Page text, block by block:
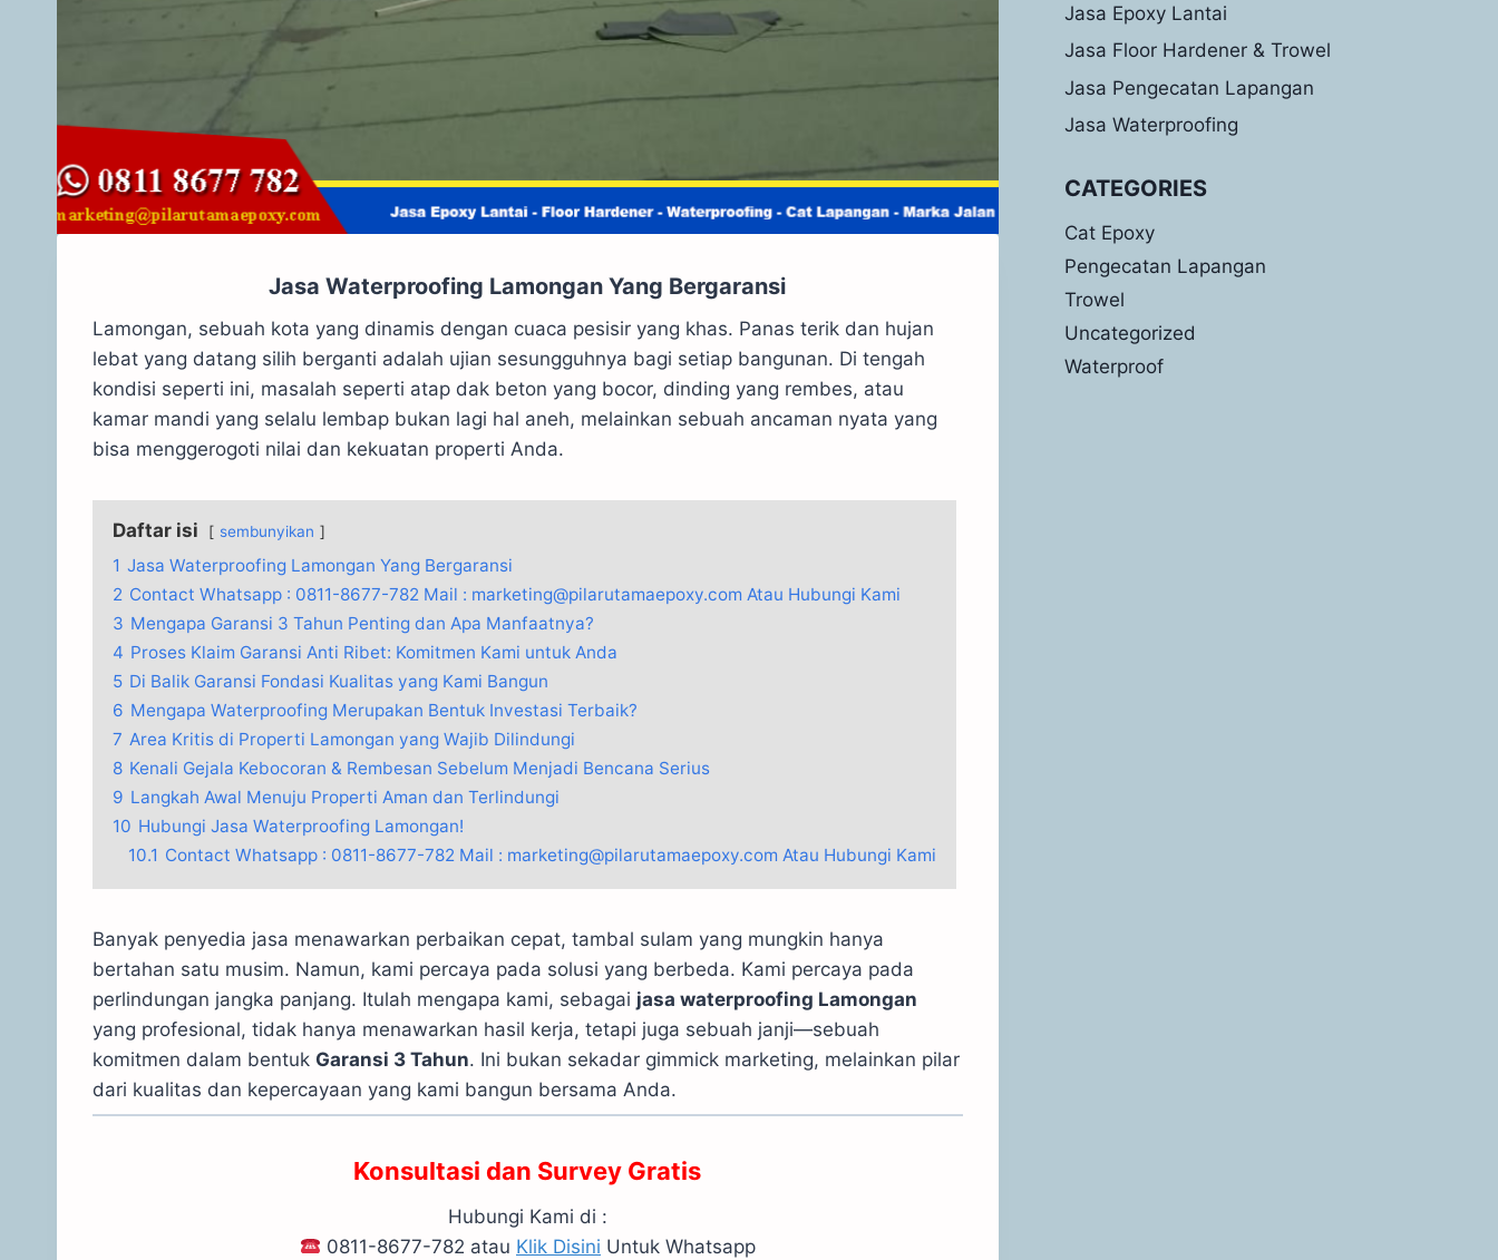
Jasa Waterproofing Lamongan Yang Bergaransi
Lamongan, sebuah kota yang dinamis dengan cuaca pesisir yang khas. Panas terik dan hujan
lebat yang datang silih berganti adalah ujian sesungguhnya bagi setiap bangunan. Di tengah
kondisi seperti ini, masalah seperti atap dak beton yang bocor, dinding yang rembes, atau
kamar mandi yang selalu lembap bukan lagi hal aneh, melainkan sebuah ancaman nyata yang
bisa menggerogoti nilai dan kekuatan properti Anda.
Daftar isi sembunyikan
1 Jasa Waterproofing Lamongan Yang Bergaransi
2 Contact Whatsapp : 0811-8677-782 Mail : marketing@pilarutamaepoxy.com Atau Hubungi Kami
3 Mengapa Garansi 3 Tahun Penting dan Apa Manfaatnya?
4 Proses Klaim Garansi Anti Ribet: Komitmen Kami untuk Anda
5 Di Balik Garansi Fondasi Kualitas yang Kami Bangun
6 Mengapa Waterproofing Merupakan Bentuk Investasi Terbaik?
7 Area Kritis di Properti Lamongan yang Wajib Dilindungi
8 Kenali Gejala Kebocoran & Rembesan Sebelum Menjadi Bencana Serius
9 Langkah Awal Menuju Properti Aman dan Terlindungi
10 Hubungi Jasa Waterproofing Lamongan!
10.1 Contact Whatsapp : 0811-8677-782 Mail : marketing@pilarutamaepoxy.com Atau Hubungi Kami
Banyak penyedia jasa menawarkan perbaikan cepat, tambal sulam yang mungkin hanya
bertahan satu musim. Namun, kami percaya pada solusi yang berbeda. Kami percaya pada
perlindungan jangka panjang. Itulah mengapa kami, sebagai jasa waterproofing Lamongan
yang profesional, tidak hanya menawarkan hasil kerja, tetapi juga sebuah janji—sebuah
komitmen dalam bentuk Garansi 3 Tahun. Ini bukan sekadar gimmick marketing, melainkan pilar
dari kualitas dan kepercayaan yang kami bangun bersama Anda.
Konsultasi dan Survey Gratis
Hubungi Kami di :
0811-8677-782 atau Klik Disini Untuk Whatsapp
Jasa Epoxy Lantai
Jasa Floor Hardener & Trowel
Jasa Pengecatan Lapangan
Jasa Waterproofing
CATEGORIES
Cat Epoxy
Pengecatan Lapangan
Trowel
Uncategorized
Waterproof